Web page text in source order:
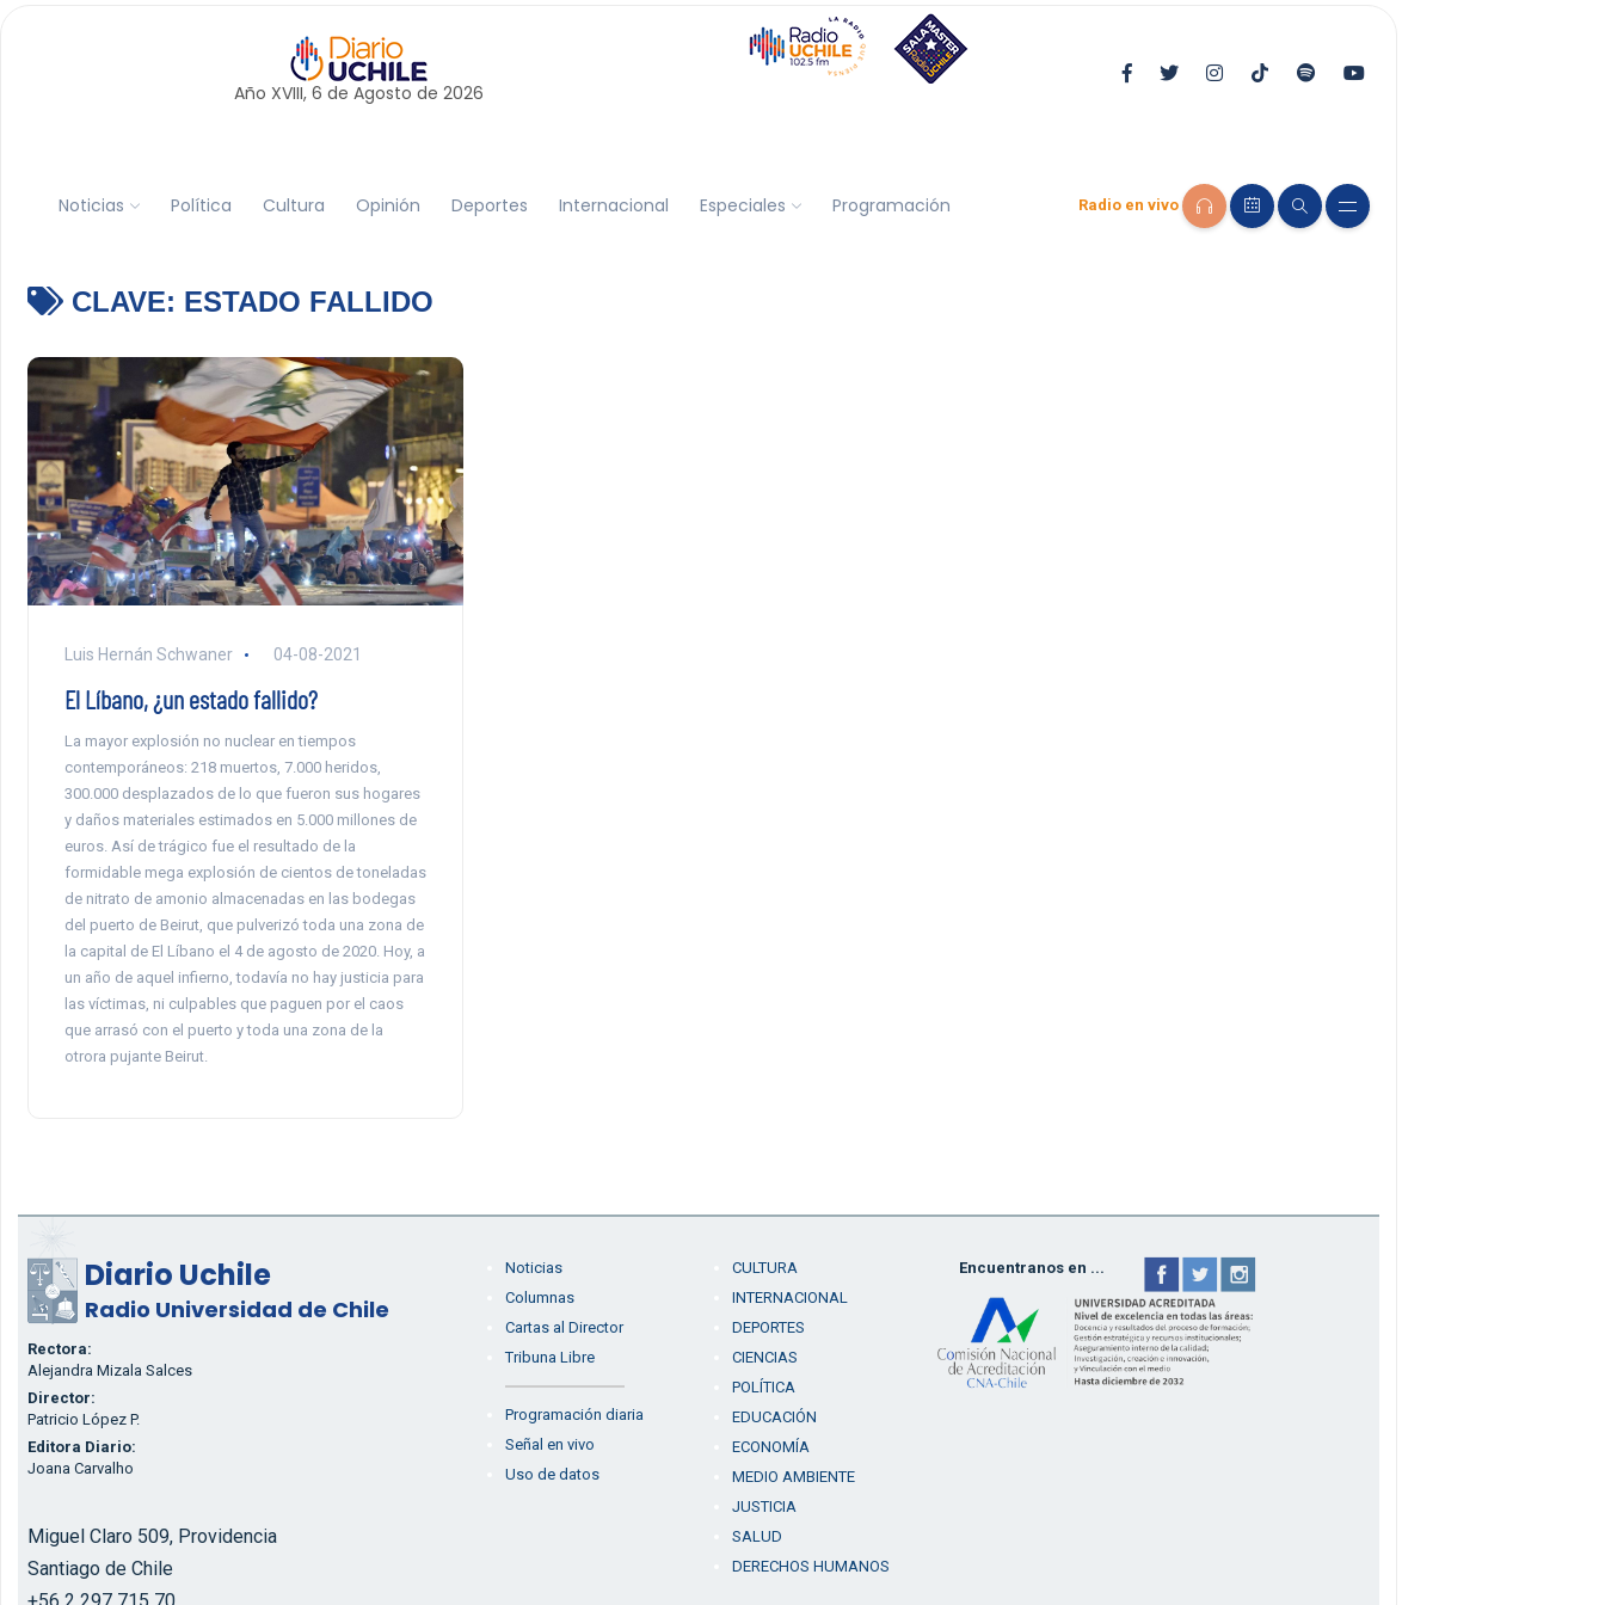
Año XVIII, 6 de Agosto de 2026
Noticias Política Cultura Opinión Deportes Internacional Especiales Programación Radio en vivo
CLAVE: ESTADO FALLIDO
Luis Hernán Schwaner 04-08-2021
El Líbano, ¿un estado fallido?
La mayor explosión no nuclear en tiempos
contemporáneos: 218 muertos, 7.000 heridos,
300.000 desplazados de lo que fueron sus hogares
y daños materiales estimados en 5.000 millones de
euros. Así de trágico fue el resultado de la
formidable mega explosión de cientos de toneladas
de nitrato de amonio almacenadas en las bodegas
del puerto de Beirut, que pulverizó toda una zona de
la capital de El Líbano el 4 de agosto de 2020. Hoy, a
un año de aquel infierno, todavía no hay justicia para
las víctimas, ni culpables que paguen por el caos
que arrasó con el puerto y toda una zona de la
otrora pujante Beirut.
Diario Uchile
Radio Universidad de Chile
Rectora:
Alejandra Mizala Salces
Director:
Patricio López P.
Editora Diario:
Joana Carvalho
Miguel Claro 509, Providencia
Santiago de Chile
Noticias
Columnas
Cartas al Director
Tribuna Libre
Programación diaria
Señal en vivo
Uso de datos
CULTURA
INTERNACIONAL
DEPORTES
CIENCIAS
POLÍTICA
EDUCACIÓN
ECONOMÍA
MEDIO AMBIENTE
JUSTICIA
SALUD
DERECHOS HUMANOS
Encuentranos en ...